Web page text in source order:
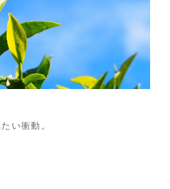
い衝動。